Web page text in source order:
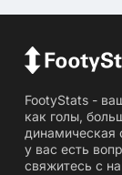
FootyStats -
как голы,
динамическая
у вас есть
свяжитесь с